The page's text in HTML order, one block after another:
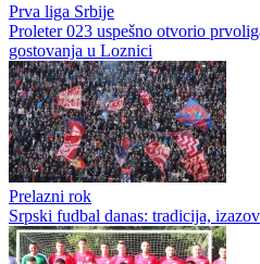
Prva liga Srbije
Proleter 023 uspešno otvorio
gostovanja u Loznici
Prelazni rok
Srpski fudbal danas: tradicija,